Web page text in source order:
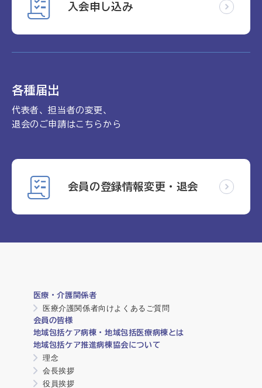
入会申し込み
各種届出
代表者、担当者の変更、
退会のご申請はこちらから
会員の登録情報変更・退会
医療・介護関係者
医療介護関係者向けよくあるご質問
会員の皆様
地域包括ケア病棟・地域包括医療病棟とは
地域包括ケア推進病棟協会について
理念
会長挨拶
役員挨拶